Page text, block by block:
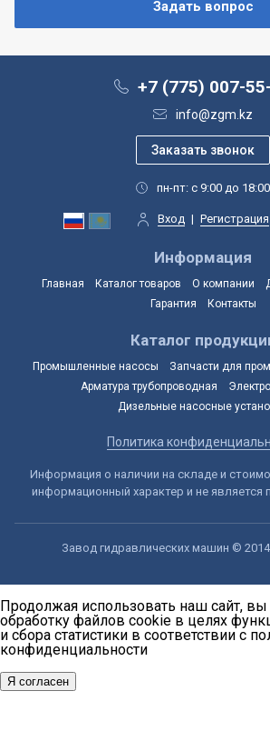
+7 (775) 007-
info@zgm.kz
пн-пт: с 9:00 до 18:00
Вход | Регистрация
Информация
Главная Каталог товаров О компании
Гарантия
Контакты
Каталог
Промышленные насосы
Запчасти для
Арматура трубопроводная
Дизельные насосные
Политика
Информация о наличии на складе и
информационный характер и не является
Завод гидравлических машин ©
Продолжая использовать наш сайт, вы
обработку файлов cookie в целях
и сбора статистики в соответствии с
конфиденциальности
Я согласен